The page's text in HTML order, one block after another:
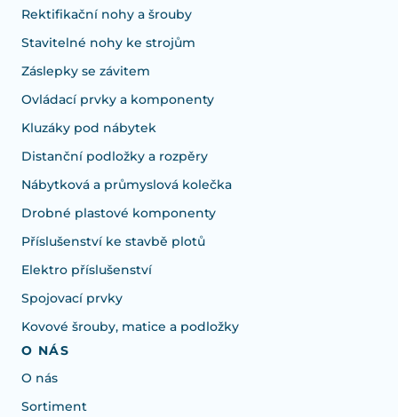
Rektifikační nohy a šrouby
Stavitelné nohy ke strojům
Záslepky se závitem
Ovládací prvky a komponenty
Kluzáky pod nábytek
Distanční podložky a rozpěry
Nábytková a průmyslová kolečka
Drobné plastové komponenty
Příslušenství ke stavbě plotů
Elektro příslušenství
Spojovací prvky
Kovové šrouby, matice a podložky
O NÁS
O nás
Sortiment